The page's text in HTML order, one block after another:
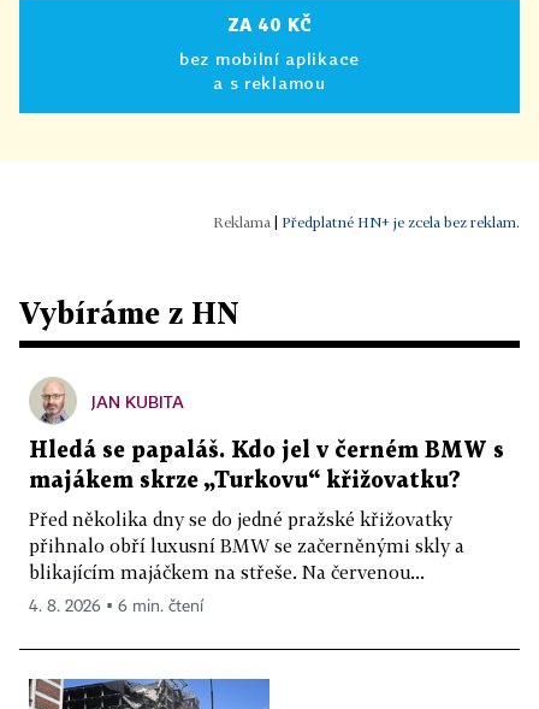
ZA 40 KČ
bez mobilní aplikace
a s reklamou
Předplatné HN+ je zcela bez reklam.
Vybíráme z HN
JAN KUBITA
Hledá se papaláš. Kdo jel v černém BMW s
majákem skrze „Turkovu“ křižovatku?
Před několika dny se do jedné pražské křižovatky
přihnalo obří luxusní BMW se začerněnými skly a
blikajícím majáčkem na střeše. Na červenou...
4. 8. 2026 ▪ 6 min. čtení